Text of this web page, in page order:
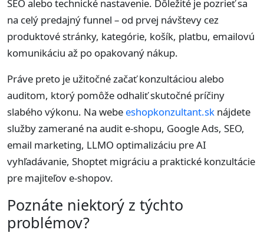
SEO alebo technické nastavenie. Dôležité je pozrieť sa
na celý predajný funnel – od prvej návštevy cez
produktové stránky, kategórie, košík, platbu, emailovú
komunikáciu až po opakovaný nákup.
Práve preto je užitočné začať konzultáciou alebo
auditom, ktorý pomôže odhaliť skutočné príčiny
slabého výkonu. Na webe eshopkonzultant.sk nájdete
služby zamerané na audit e-shopu, Google Ads, SEO,
email marketing, LLMO optimalizáciu pre AI
vyhľadávanie, Shoptet migráciu a praktické konzultácie
pre majiteľov e-shopov.
Poznáte niektorý z týchto
problémov?